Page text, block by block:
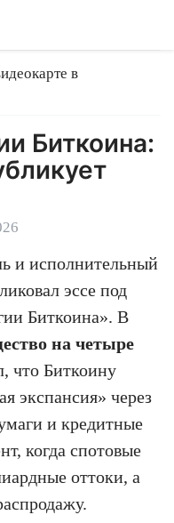
в
Биткоина:
и исполнительный
эссе под
Биткоина». В
на четыре
что Биткоину
экспансия» через
и кредитные
когда спотовые
оттоки, а